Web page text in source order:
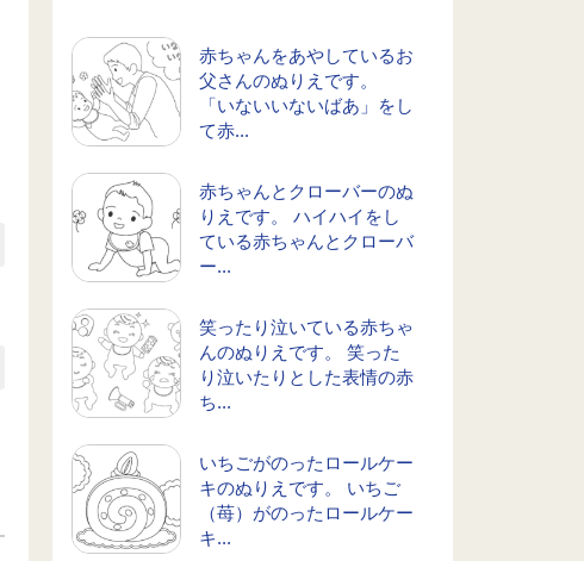
赤ちゃんをあやしているお
父さんのぬりえです。
「いないいないばあ」をし
て赤...
赤ちゃんとクローバーのぬ
りえです。 ハイハイをし
ている赤ちゃんとクローバ
ー...
笑ったり泣いている赤ちゃ
んのぬりえです。 笑った
り泣いたりとした表情の赤
ち...
いちごがのったロールケー
キのぬりえです。 いちご
（苺）がのったロールケー
キ...